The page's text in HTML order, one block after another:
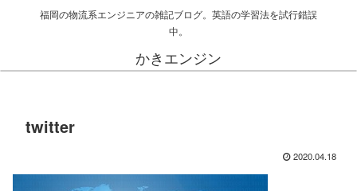
福岡の物流系エンジニアの雑記ブログ。英語の学習法を試行錯誤
中。
かきエンジン
twitter
2020.04.18